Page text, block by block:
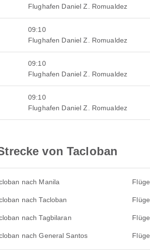
Flughafen Daniel Z. Romualdez
09:10
Flughafen Daniel Z. Romualdez
09:10
Flughafen Daniel Z. Romualdez
09:10
Flughafen Daniel Z. Romualdez
von Tacloban
nach Manila
nach Tacloban
nach Tagbilaran
nach General Santos